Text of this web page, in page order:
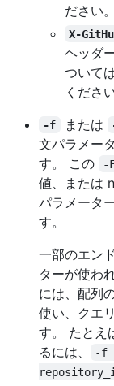
ださい。
X-
ヘッダ
ついて
ください
-f または
文パラメー
す。 この
-
値、または
パラメータ
す。
一部のエン
ターが使わ
には、配列
使い、クエ
す。 たとえ
るには、
-f